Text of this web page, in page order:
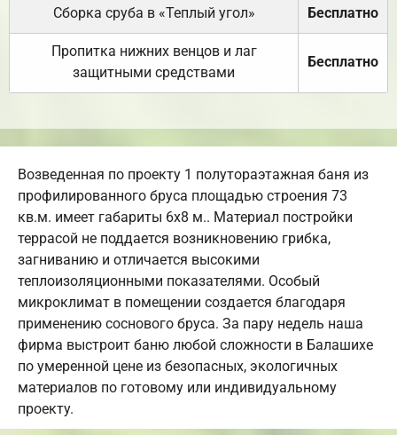
Сборка сруба в «Теплый угол» Бесплатно
Пропитка нижних венцов и лаг
защитными средствами
Бесплатно
Возведенная по проекту 1 полутораэтажная баня из
профилированного бруса площадью строения 73
кв.м. имеет габариты 6х8 м.. Материал постройки
террасой не поддается возникновению грибка,
загниванию и отличается высокими
теплоизоляционными показателями. Особый
микроклимат в помещении создается благодаря
применению соснового бруса. За пару недель наша
фирма выстроит баню любой сложности в Балашихе
по умеренной цене из безопасных, экологичных
материалов по готовому или индивидуальному
проекту.